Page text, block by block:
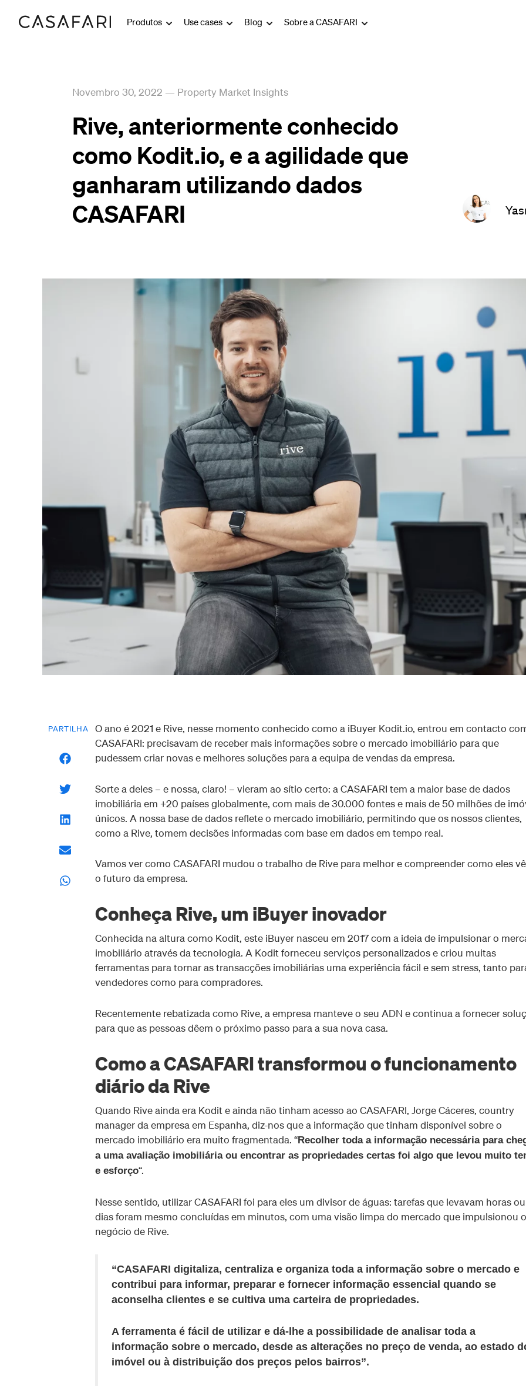
Produtos Use cases Blog Sobre a CASAFARI
Novembro 30, 2022 — Property Market Insights
Rive, anteriormente conhecido
como Kodit.io, e a agilidade que
ganharam utilizando dados
CASAFARI
PARTILHA
O ano é 2021 e Rive, nesse momento conhecido como a iBuyer Kodit.io, entrou em contacto
CASAFARI: precisavam de receber mais informações sobre o mercado imobiliário para que
pudessem criar novas e melhores soluções para a equipa de vendas da empresa.
Sorte a deles – e nossa, claro! – vieram ao sítio certo: a CASAFARI tem a maior base de dados
imobiliária em +20 países globalmente, com mais de 30.000 fontes e mais de 50 milhões de
únicos. A nossa base de dados reflete o mercado imobiliário, permitindo que os nossos clientes,
como a Rive, tomem decisões informadas com base em dados em tempo real.
Vamos ver como CASAFARI mudou o trabalho de Rive para melhor e compreender como eles
o futuro da empresa.
Conheça Rive, um iBuyer inovador
Conhecida na altura como Kodit, este iBuyer nasceu em 2017 com a ideia de impulsionar o
imobiliário através da tecnologia. A Kodit forneceu serviços personalizados e criou muitas
ferramentas para tornar as transacções imobiliárias uma experiência fácil e sem stress, tanto
vendedores como para compradores.
Recentemente rebatizada como Rive, a empresa manteve o seu ADN e continua a fornecer
para que as pessoas dêem o próximo passo para a sua nova casa.
Como a CASAFARI transformou o funcionamento
diário da Rive
Quando Rive ainda era Kodit e ainda não tinham acesso ao CASAFARI, Jorge Cáceres, country
manager da empresa em Espanha, diz-nos que a informação que tinham disponível sobre o
mercado imobiliário era muito fragmentada. “Recolher toda a informação necessária para
a uma avaliação imobiliária ou encontrar as propriedades certas foi algo que levou muito
e esforço“.
Nesse sentido, utilizar CASAFARI foi para eles um divisor de águas: tarefas que levavam horas ou
dias foram mesmo concluídas em minutos, com uma visão limpa do mercado que impulsionou o
negócio de Rive.
“CASAFARI digitaliza, centraliza e organiza toda a informação sobre o mercado e
contribui para informar, preparar e fornecer informação essencial quando se
aconselha clientes e se cultiva uma carteira de propriedades.
A ferramenta é fácil de utilizar e dá-lhe a possibilidade de analisar toda a
informação sobre o mercado, desde as alterações no preço de venda, ao estado
imóvel ou à distribuição dos preços pelos bairros”.